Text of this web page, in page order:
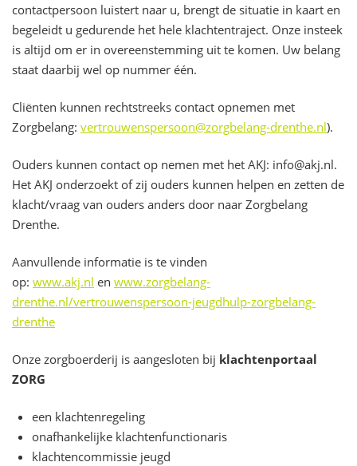
contactpersoon luistert naar u, brengt de situatie in kaart en
begeleidt u gedurende het hele klachtentraject. Onze insteek
is altijd om er in overeenstemming uit te komen. Uw belang
staat daarbij wel op nummer één.
Cliënten kunnen rechtstreeks contact opnemen met
Zorgbelang: vertrouwenspersoon@zorgbelang-drenthe.nl).
Ouders kunnen contact op nemen met het AKJ: info@akj.nl.
Het AKJ onderzoekt of zij ouders kunnen helpen en zetten de
klacht/vraag van ouders anders door naar Zorgbelang
Drenthe.
Aanvullende informatie is te vinden
op: www.akj.nl en www.zorgbelang-
drenthe.nl/vertrouwenspersoon-jeugdhulp-zorgbelang-
drenthe
Onze zorgboerderij is aangesloten bij klachtenportaal
ZORG
een klachtenregeling
onafhankelijke klachtenfunctionaris
klachtencommissie jeugd